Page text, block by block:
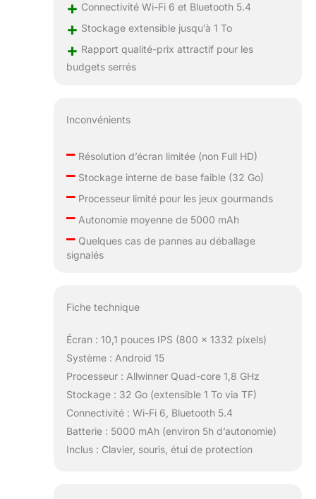
avec le Wi-Fi 6 et
le Bluetooth 5.4.
charge le Wi-Fi
assure une
compatibilité
tous vos
accessoires
【Service client
problème
consulter la page
de votre
commande et
cliquer sur
vendeur"afin de
+ Connectivité Wi-Fi 6 et Bluetooth 5.4
+ Stockage extensible jusqu’à 1 To
+ Rapport qualité-prix attractif pour les
budgets serrés
Inconvénients
–Résolution d’écran limitée (non Full HD)
–Stockage interne de base faible (32 Go)
–Processeur limité pour les jeux gourmands
–Autonomie moyenne de 5000 mAh
–Quelques cas de pannes au déballage
signalés
Fiche technique
Écran : 10,1 pouces IPS (800 x 1332 pixels)
Système : Android 15
Processeur : Allwinner Quad-core 1,8 GHz
Stockage : 32 Go (extensible 1 To via TF)
Connectivité : Wi-Fi 6, Bluetooth 5.4
Batterie : 5000 mAh (environ 5h d’autonomie)
Inclus : Clavier, souris, étui de protection